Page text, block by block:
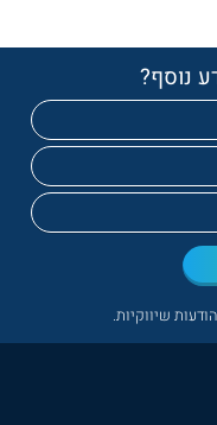
נוסף?
שיווקיות.